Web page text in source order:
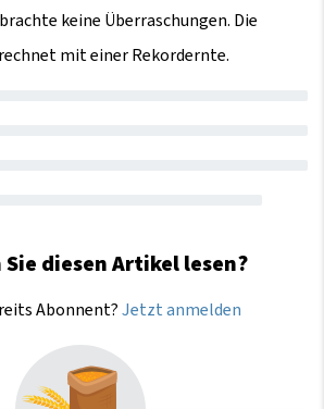
keine Überraschungen. Die
mit einer Rekordernte.
diesen Artikel lesen?
Abonnent?Jetzt anmelden